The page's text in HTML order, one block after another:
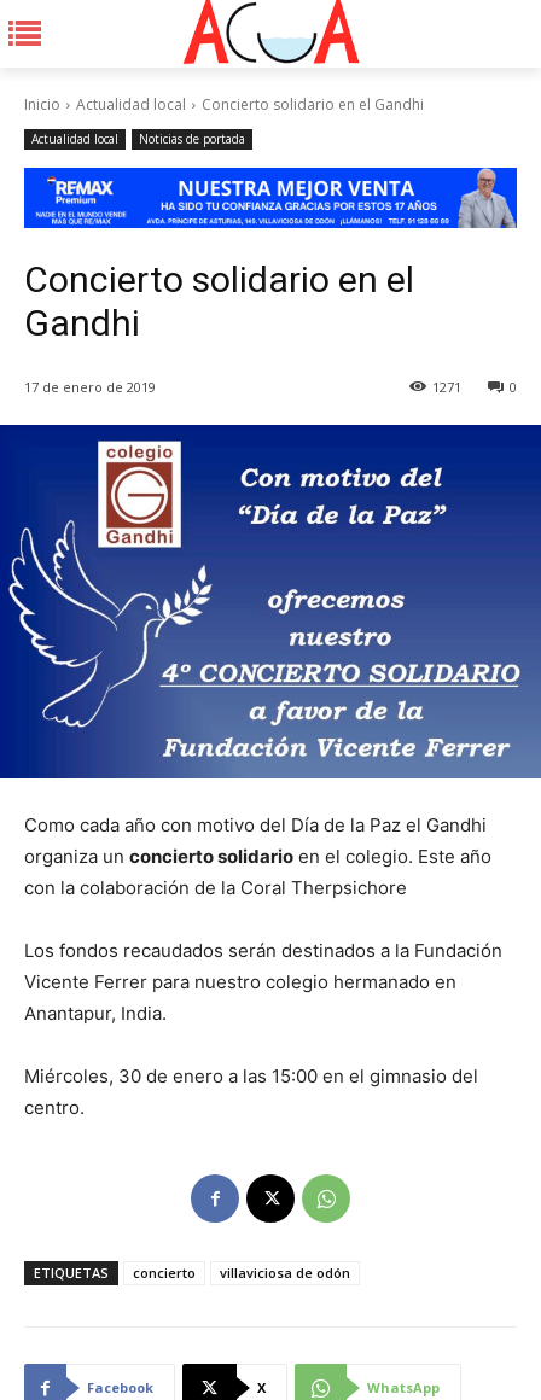
Inicio Actualidad local Concierto solidario en el Gandhi
Actualidad local Noticias de portada
Concierto solidario en el
Gandhi
17 de enero de 2019 0
1271
Como cada año con motivo del Día de la Paz el Gandhi
organiza un concierto solidario en el colegio. Este año
con la colaboración de la Coral Therpsichore
Los fondos recaudados serán destinados a la Fundación
Vicente Ferrer para nuestro colegio hermanado en
Anantapur, India.
Miércoles, 30 de enero a las 15:00 en el gimnasio del
centro.
ETIQUETAS concierto villaviciosa de odón
Facebook X WhatsApp